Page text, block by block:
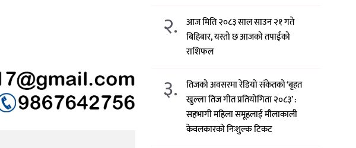
२.
आज मिति २०८३ साल साउन २१ गते
बिहिबार, यस्तो छ आजको तपाईको
राशिफल
३.
तिजको अवसरमा रेडियो संकेतको ‘बृहत
खुल्ला तिज गीत प्रतियोगिता २०८३’ :
सहभागी महिला समूहलाई मौलाकाली
केवलकारको निःशुल्क टिकट